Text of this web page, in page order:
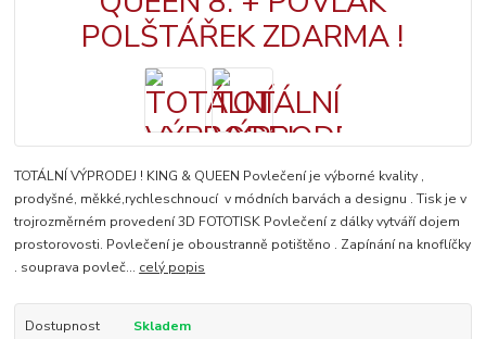
TOTÁLNÍ VÝPRODEJ ! KING & QUEEN Povlečení je výborné kvality ,
prodyšné, měkké,rychleschnoucí v módních barvách a designu . Tisk je v
trojrozměrném provedení 3D FOTOTISK Povlečení z dálky vytváří dojem
prostorovosti. Povlečení je oboustranně potištěno . Zapínání na knoflíčky
. souprava povleč... celý popis
Dostupnost Skladem